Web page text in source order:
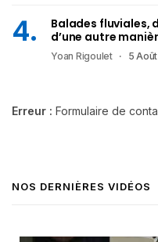
Balades fluviales,
d’une autre
Yoan Rigoulet 5
Erreur : Formulaire de
NOS DERNIÈRES VIDÉOS